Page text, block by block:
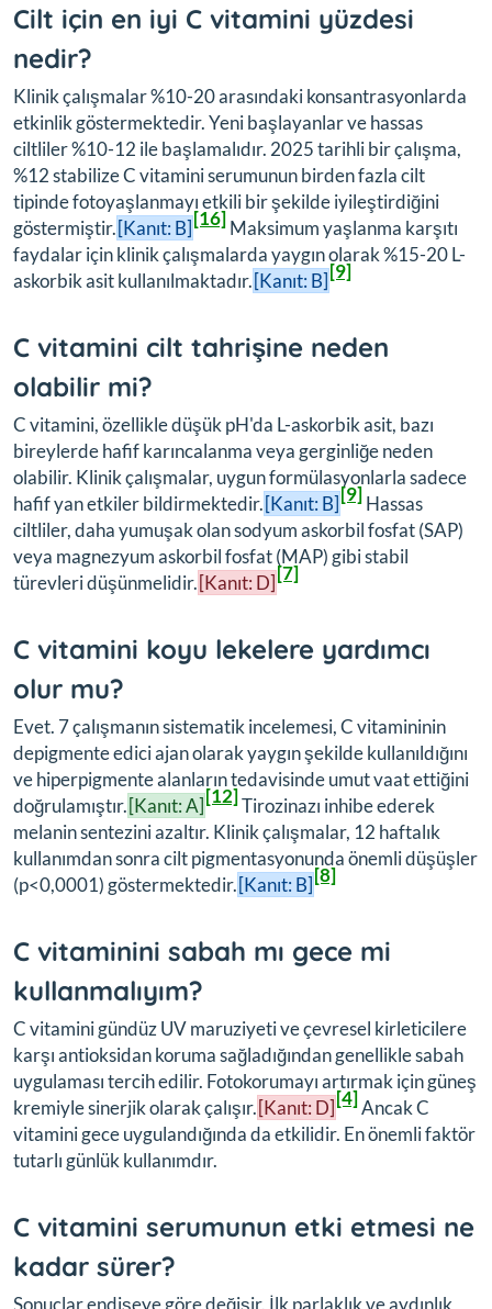
Cilt için en iyi C vitamini yüzdesi
nedir?
Klinik çalışmalar %10-20 arasındaki konsantrasyonlarda
etkinlik göstermektedir. Yeni başlayanlar ve hassas
ciltliler %10-12 ile başlamalıdır. 2025 tarihli bir çalışma,
%12 stabilize C vitamini serumunun birden fazla cilt
tipinde fotoyaşlanmayı etkili bir şekilde iyileştirdiğini
göstermiştir.[Kanıt: B][16]Maksimum yaşlanma karşıtı
faydalar için klinik çalışmalarda yaygın olarak %15-20 L-
askorbik asit kullanılmaktadır.[Kanıt: B][9]
C vitamini cilt tahrişine neden
olabilir mi?
C vitamini, özellikle düşük pH'da L-askorbik asit, bazı
bireylerde hafif karıncalanma veya gerginliğe neden
olabilir. Klinik çalışmalar, uygun formülasyonlarla sadece
hafif yan etkiler bildirmektedir.[Kanıt: B][9]Hassas
ciltliler, daha yumuşak olan sodyum askorbil fosfat (SAP)
veya magnezyum askorbil fosfat (MAP) gibi stabil
türevleri düşünmelidir.[Kanıt: D][7]
C vitamini koyu lekelere yardımcı
olur mu?
Evet. 7 çalışmanın sistematik incelemesi, C vitamininin
depigmente edici ajan olarak yaygın şekilde kullanıldığını
ve hiperpigmente alanların tedavisinde umut vaat ettiğini
doğrulamıştır.[Kanıt: A][12]Tirozinazı inhibe ederek
melanin sentezini azaltır. Klinik çalışmalar, 12 haftalık
kullanımdan sonra cilt pigmentasyonunda önemli düşüşler
(p<0,0001) göstermektedir.[Kanıt: B][8]
C vitaminini sabah mı gece mi
kullanmalıyım?
C vitamini gündüz UV maruziyeti ve çevresel kirleticilere
karşı antioksidan koruma sağladığından genellikle sabah
uygulaması tercih edilir. Fotokorumayı artırmak için güneş
kremiyle sinerjik olarak çalışır.[Kanıt: D][4]Ancak C
vitamini gece uygulandığında da etkilidir. En önemli faktör
tutarlı günlük kullanımdır.
C vitamini serumunun etki etmesi ne
kadar sürer?
Sonuçlar endişeye göre değişir. İlk parlaklık ve aydınlık